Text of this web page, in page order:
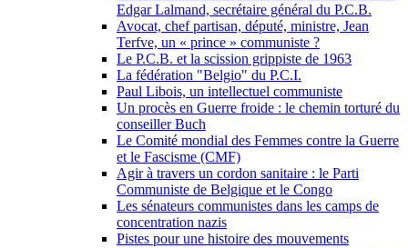
Edgar Lalmand, secrétaire général du P.C.B.
Avocat, chef partisan, député, ministre, Jean
Terfve, un « prince » communiste ?
Le P.C.B. et la scission grippiste de 1963
La fédération "Belgio" du P.C.I.
Paul Libois, un intellectuel communiste
Un procès en Guerre froide : le chemin torturé du
conseiller Buch
Le Comité mondial des Femmes contre la Guerre
et le Fascisme (CMF)
Agir à travers un cordon sanitaire : le Parti
Communiste de Belgique et le Congo
Les sénateurs communistes dans les camps de
concentration nazis
Pistes pour une histoire des mouvements